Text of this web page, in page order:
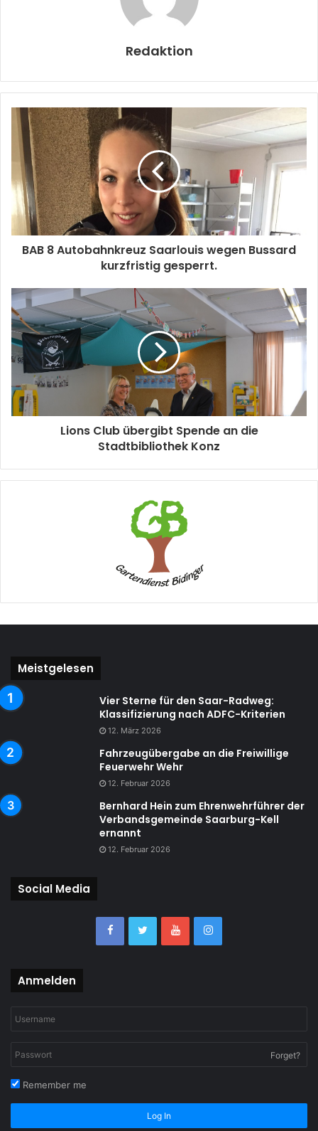
Redaktion
BAB 8 Autobahnkreuz Saarlouis wegen Bussard
kurzfristig gesperrt.
Lions Club übergibt Spende an die
Stadtbibliothek Konz
Meistgelesen
Vier Sterne für den Saar-Radweg:
Klassifizierung nach ADFC-Kriterien
12. März 2026
Fahrzeugübergabe an die Freiwillige
Feuerwehr Wehr
12. Februar 2026
Bernhard Hein zum Ehrenwehrführer der
Verbandsgemeinde Saarburg-Kell
ernannt
12. Februar 2026
Social Media
Anmelden
Forget?
Remember me
Log In